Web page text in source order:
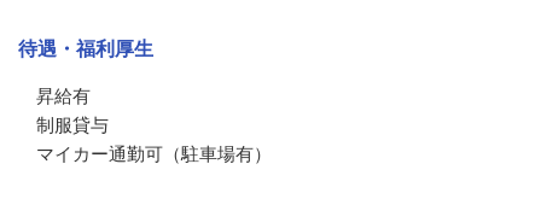
待遇・福利厚生
昇給有
制服貸与
マイカー通勤可（駐車場有）